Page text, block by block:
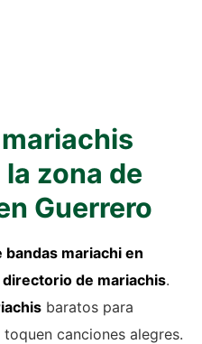
zona de
Guerrero
bandas mariachi en
de mariachis.
baratos para
canciones alegres.